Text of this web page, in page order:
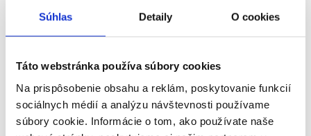
Súhlas Detaily O cookies
Táto webstránka používa súbory cookies
Na prispôsobenie obsahu a reklám, poskytovanie funkcií
sociálnych médií a analýzu návštevnosti používame
súbory cookie. Informácie o tom, ako používate naše
Nemení sa elektronické bankovníctvo ani
prihlasovacie údaje. Rovnako bude fungovať aj